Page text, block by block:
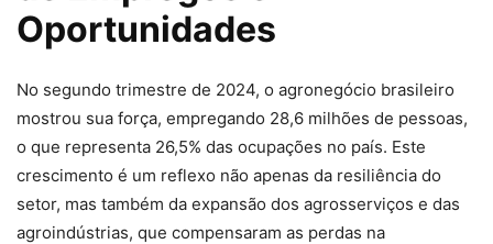
Oportunidades
No segundo trimestre de 2024, o agronegócio brasileiro
mostrou sua força, empregando 28,6 milhões de pessoas,
o que representa 26,5% das ocupações no país. Este
crescimento é um reflexo não apenas da resiliência do
setor, mas também da expansão dos agrosserviços e das
agroindústrias, que compensaram as perdas na